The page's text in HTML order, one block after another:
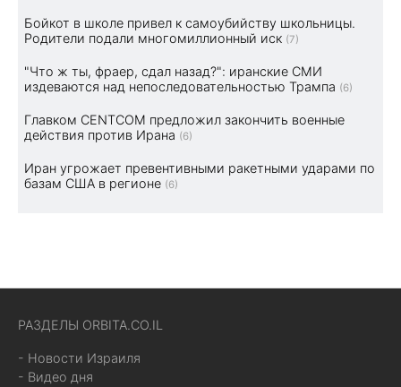
Бойкот в школе привел к самоубийству школьницы.
Родители подали многомиллионный иск (7)
"Что ж ты, фраер, сдал назад?": иранские СМИ
издеваются над непоследовательностью Трампа (6)
Главком CENTCOM предложил закончить военные
действия против Ирана (6)
Иран угрожает превентивными ракетными ударами по
базам США в регионе (6)
РАЗДЕЛЫ ORBITA.CO.IL
- Новости Израиля
- Видео дня